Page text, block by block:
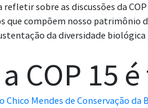
refletir sobre as discussões da
que compõem nosso
da diversidade
COP 15
Mendes de Conservação da